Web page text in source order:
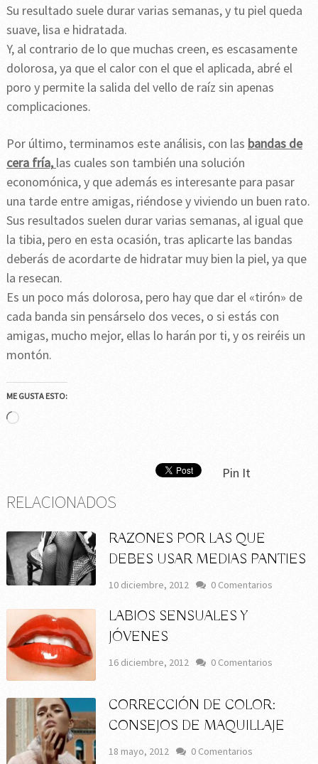
Su resultado suele durar varias semanas, y tu piel queda
suave, lisa e hidratada.
Y, al contrario de lo que muchas creen, es escasamente
dolorosa, ya que el calor con el que el aplicada, abré el
poro y permite la salida del vello de raíz sin apenas
complicaciones.
Por último, terminamos este análisis, con las bandas de
cera fría, las cuales son también una solución
economónica, y que además es interesante para pasar
una tarde entre amigas, riéndose y viviendo un buen rato.
Sus resultados suelen durar varias semanas, al igual que
la tibia, pero en esta ocasión, tras aplicarte las bandas
deberás de acordarte de hidratar muy bien la piel, ya que
la resecan.
Es un poco más dolorosa, pero hay que dar el «tirón» de
cada banda sin pensárselo dos veces, o si estás con
amigas, mucho mejor, ellas lo harán por ti, y os reiréis un
montón.
ME GUSTA ESTO:
Cargando...
Pin It
RELACIONADOS
RAZONES POR LAS QUE
DEBES USAR MEDIAS PANTIES
10 diciembre, 2012 0 Comentarios
LABIOS SENSUALES Y
JÓVENES
16 diciembre, 2012 0 Comentarios
CORRECCIÓN DE COLOR:
CONSEJOS DE MAQUILLAJE
18 mayo, 2012 0 Comentarios